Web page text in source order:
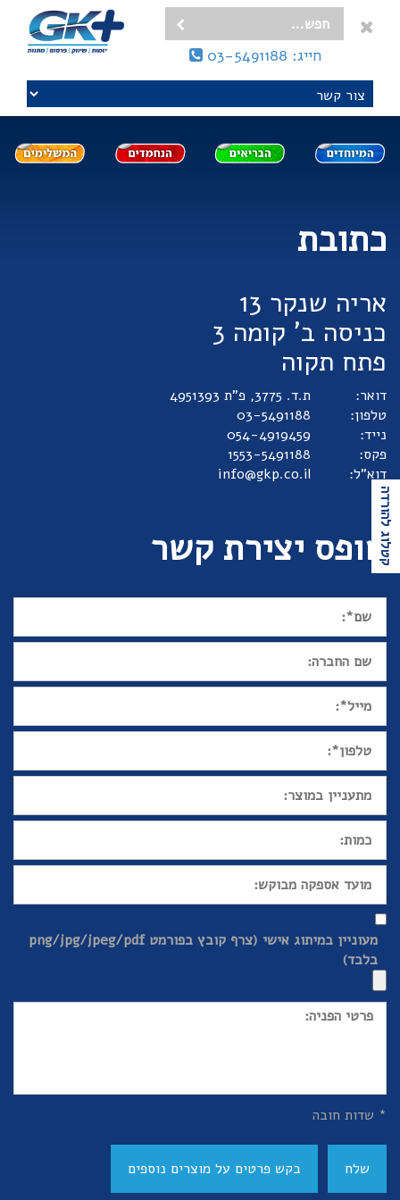
חייג: 03-5491188
קטלוג להורדה
כתובת
אריה שנקר 13
כניסה ב' קומה 3
פתח תקוה
דואר:
ת.ד. 3775, פ"ת 4951393
טלפון:
03-5491188
נייד:
054-4919459
פקס:
1553-5491188
דוא"ל:
info@gkp.co.il
טופס יצירת קשר
מעוניין במיתוג אישי (צרף קובץ בפורמט png/jpg/jpeg/pdf
בלבד)
* שדות חובה
שלח בקש פרטים על מוצרים נוספים